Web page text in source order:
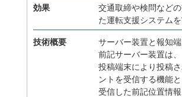
効果
交通取締や検問など
た運転支援システムを
技術概要
サーバー装置と報知端
前記サーバー装置は、
投稿端末により投稿
ントを受信する機能と
受信した前記位置情